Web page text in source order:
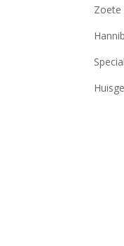
Zoete